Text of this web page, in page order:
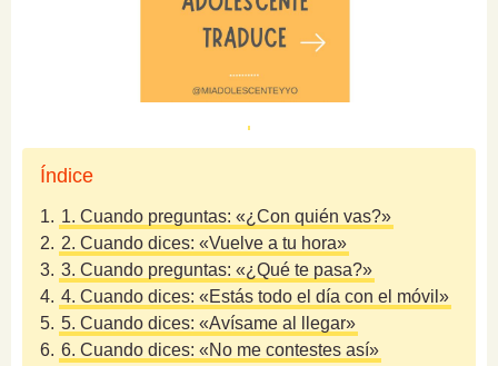
Índice
1. 1. Cuando preguntas: «¿Con quién vas?»
2. 2. Cuando dices: «Vuelve a tu hora»
3. 3. Cuando preguntas: «¿Qué te pasa?»
4. 4. Cuando dices: «Estás todo el día con el móvil»
5. 5. Cuando dices: «Avísame al llegar»
6. 6. Cuando dices: «No me contestes así»